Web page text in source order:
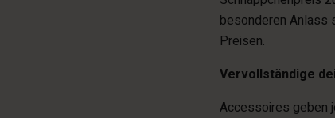
besonderen Anlass
Preisen.
Vervollständige
Accessoires geben